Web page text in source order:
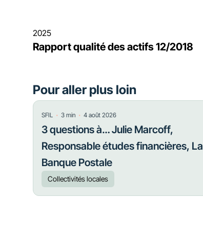
2025
Rapport qualité des actifs 12/2018
Pour aller plus loin
SFIL ・ 3 min ・ 4 août 2026
3 questions à… Julie Marcoff,
Responsable études financières, La
Banque Postale
Collectivités locales